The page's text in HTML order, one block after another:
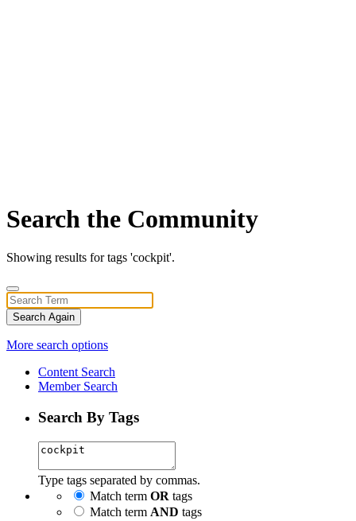
Search the Community
Showing results for tags 'cockpit'.
Search Again
More search options
Content Search
Member Search
Search By Tags
Type tags separated by commas.
Match term OR tags
Match term AND tags